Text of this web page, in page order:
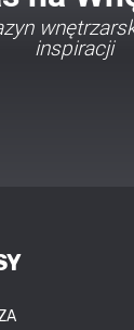
Porady i